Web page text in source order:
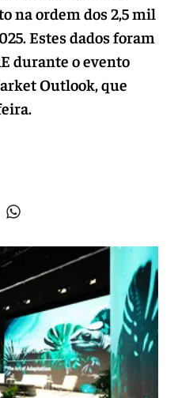
na ordem dos 2,5 mil
Estes dados foram
durante o evento
Outlook, que